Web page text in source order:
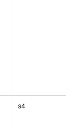
s4